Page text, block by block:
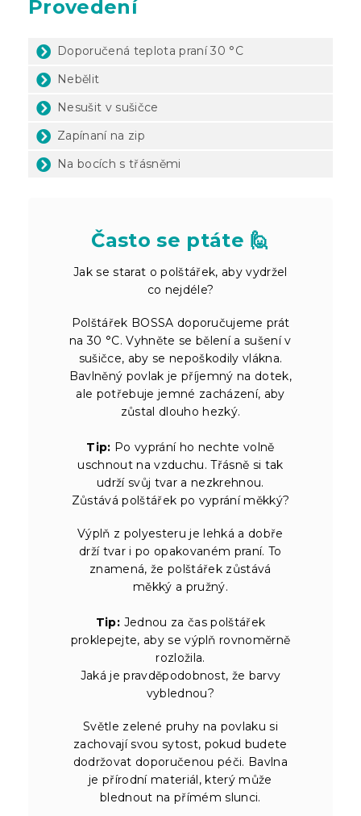
Provedení
Doporučená teplota praní 30 °C
Nebělit
Nesušit v sušičce
Zapínaní na zip
Na bocích s třásněmi
Často se ptáte 🙋
Jak se starat o polštářek, aby vydržel
co nejdéle?
Polštářek BOSSA doporučujeme prát
na 30 °C. Vyhněte se bělení a sušení v
sušičce, aby se nepoškodily vlákna.
Bavlněný povlak je příjemný na dotek,
ale potřebuje jemné zacházení, aby
zůstal dlouho hezký.
Tip: Po vyprání ho nechte volně
uschnout na vzduchu. Třásně si tak
udrží svůj tvar a nezkrehnou.
Zůstává polštářek po vyprání měkký?
Výplň z polyesteru je lehká a dobře
drží tvar i po opakovaném praní. To
znamená, že polštářek zůstává
měkký a pružný.
Tip: Jednou za čas polštářek
proklepejte, aby se výplň rovnoměrně
rozložila.
Jaká je pravděpodobnost, že barvy
vyblednou?
Světle zelené pruhy na povlaku si
zachovají svou sytost, pokud budete
dodržovat doporučenou péči. Bavlna
je přírodní materiál, který může
blednout na přímém slunci.